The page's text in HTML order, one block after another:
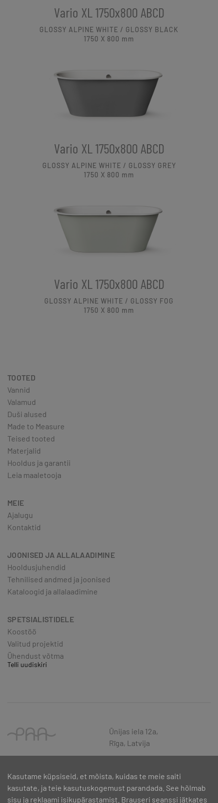
Vario XL 1750x800 ABCD
GLOSSY ALPINE WHITE / GLOSSY BLACK
1750 X 800 mm
Vario XL 1750x800 ABCD
GLOSSY ALPINE WHITE / GLOSSY GREY
1750 X 800 mm
Vario XL 1750x800 ABCD
GLOSSY ALPINE WHITE / GLOSSY FOG
1750 X 800 mm
TOOTED
Vannid
Valamud
Duši alused
Made to Measure
Teised tooted
Materjalid
Hooldus ja garantii
Leia maaletooja
MEIE
Ajalugu
Kontaktid
JOONISED JA ALLALAADIMINE
Hooldusjuhendid
Tehnilised andmed ja joonised
Kataloogid ja allalaadimine
SPETSIALISTIDELE
Koostöö
Valitud projektid
Ühendust võtma
Telli uudiskiri
Ūnijas iela 12a,
Rīga, Latvija
Kasutame küpsiseid, et mõista, kuidas te meie saiti
kasutate, ja teie kasutuskogemust parandada. See hõlmab
sisu ja reklaami isikupärastamist. Brauseri seanssi jätkates